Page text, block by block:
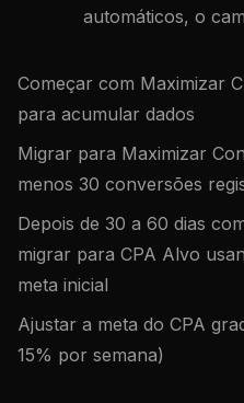
automáticos, o
Começar com Maximizar
para acumular dados
Migrar para Maximizar
menos 30 conversões
Depois de 30 a 60 dias
migrar para CPA Alvo
meta inicial
Ajustar a meta do CPA
15% por semana)